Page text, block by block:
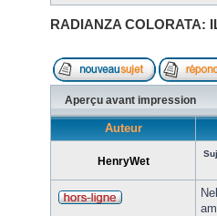
RADIANZA COLORATA:
Aperçu avant impression
Auteur
HenryWet